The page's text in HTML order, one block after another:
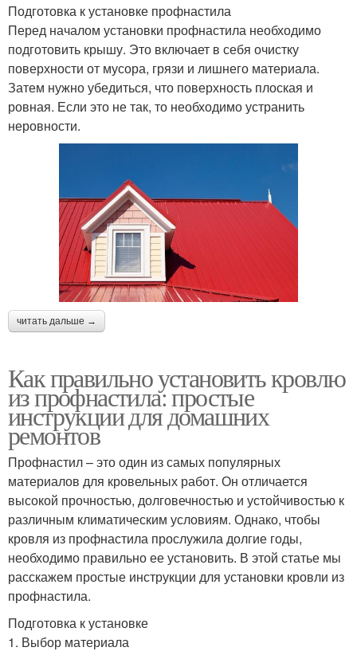
Подготовка к установке профнастила
Перед началом установки профнастила необходимо
подготовить крышу. Это включает в себя очистку
поверхности от мусора, грязи и лишнего материала.
Затем нужно убедиться, что поверхность плоская и
ровная. Если это не так, то необходимо устранить
неровности.
читать дальше →
Как правильно установить кровлю
из профнастила: простые
инструкции для домашних
ремонтов
Профнастил – это один из самых популярных
материалов для кровельных работ. Он отличается
высокой прочностью, долговечностью и устойчивостью к
различным климатическим условиям. Однако, чтобы
кровля из профнастила прослужила долгие годы,
необходимо правильно ее установить. В этой статье мы
расскажем простые инструкции для установки кровли из
профнастила.
Подготовка к установке
1. Выбор материала